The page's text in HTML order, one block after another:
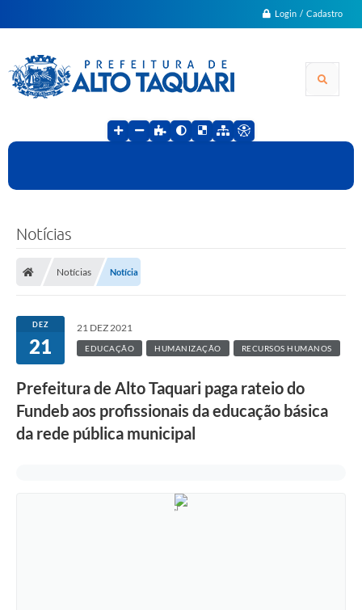
Login / Cadastro
Notícias
Notícias Notícia
DEZ
21
21 DEZ 2021
EDUCAÇÃO HUMANIZAÇÃO RECURSOS HUMANOS
Prefeitura de Alto Taquari paga rateio do
Fundeb aos profissionais da educação básica
da rede pública municipal